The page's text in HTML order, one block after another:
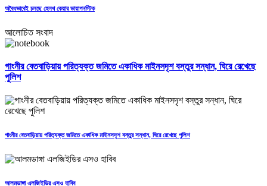
অবৈধভাবেই চলছে হেলথ কেয়ার ডায়াগনস্টিক
আলোচিত সংবাদ
গাংনীর বেতবাড়িয়ায় পরিত্যক্ত জমিতে একাধিক মাইনসদৃশ বস্তুর সন্ধান, ঘিরে রেখেছে
পুলিশ
গাংনীর বেতবাড়িয়ায় পরিত্যক্ত জমিতে একাধিক মাইনসদৃশ বস্তুর সন্ধান, ঘিরে রেখেছে পুলিশ
আলমডাঙ্গা এলজিইডির এসও হাবিব